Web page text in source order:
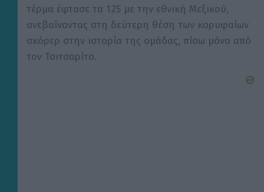
τέρμα έφτασε τα 125 με την εθνική Μεξικού,
ανεβαίνοντας στη δεύτερη θέση των κορυφαίων
σκόρερ στην ιστορία της ομάδας, πίσω μόνο από
τον Τσιτσαρίτο.